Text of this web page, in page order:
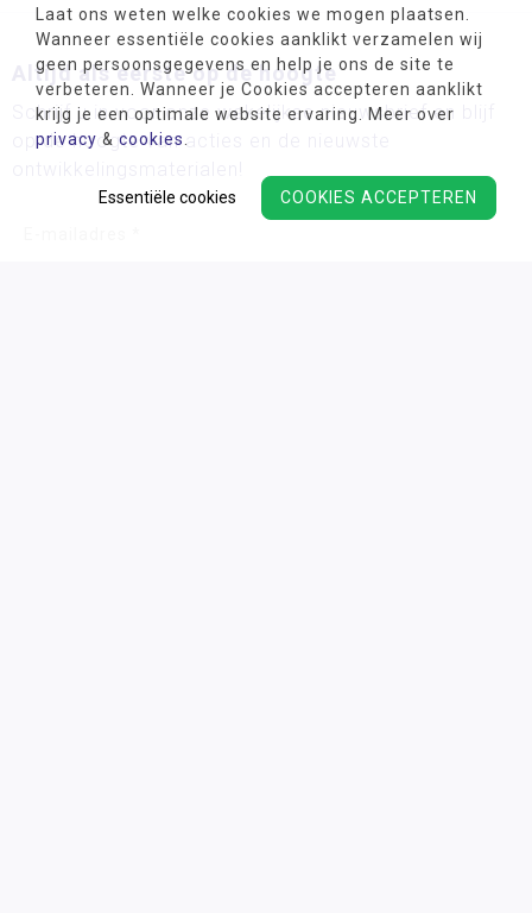
Laat ons weten welke cookies we mogen plaatsen.
Wanneer essentiële cookies aanklikt verzamelen wij
geen persoonsgegevens en help je ons de site te
verbeteren. Wanneer je Cookies accepteren aanklikt
krijg je een optimale website ervaring. Meer over
privacy & cookies
COOKIES ACCEPTEREN
Essentiële cookies
Altijd als eerste op de hoogte
Schrijf u in voor onze wekelijkse nieuwsbrief en blijf
op de hoogte van acties en de nieuwste